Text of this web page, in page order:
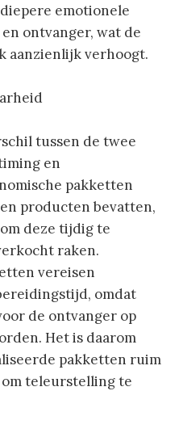
emotionele
ontvanger, wat de
aanzienlijk verhoogt.
tussen de twee
en
pakketten
producten bevatten,
deze tijdig te
raken.
vereisen
omdat
de ontvanger op
Het is daarom
pakketten ruim
teleurstelling te